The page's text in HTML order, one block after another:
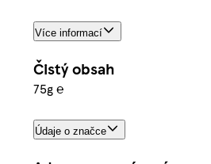
Více informací
Čistý obsah
75g ℮
Údaje o značce